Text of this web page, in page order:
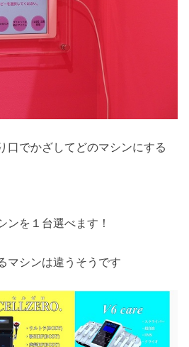
口でかざしてどのマシンにする
ンを１台選べます！
マシンは違うそうです